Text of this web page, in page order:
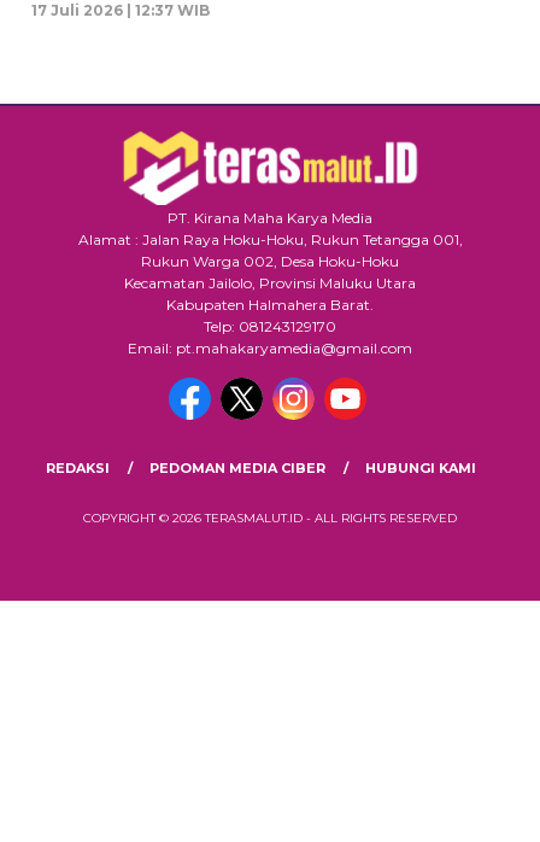
17 Juli 2026 | 12:37 WIB
PT. Kirana Maha Karya Media
Alamat : Jalan Raya Hoku-Hoku, Rukun Tetangga 001,
Rukun Warga 002, Desa Hoku-Hoku
Kecamatan Jailolo, Provinsi Maluku Utara
Kabupaten Halmahera Barat.
Telp: 081243129170
Email: pt.mahakaryamedia@gmail.com
REDAKSI PEDOMAN MEDIA CIBER HUBUNGI KAMI
COPYRIGHT © 2026 TERASMALUT.ID - ALL RIGHTS RESERVED